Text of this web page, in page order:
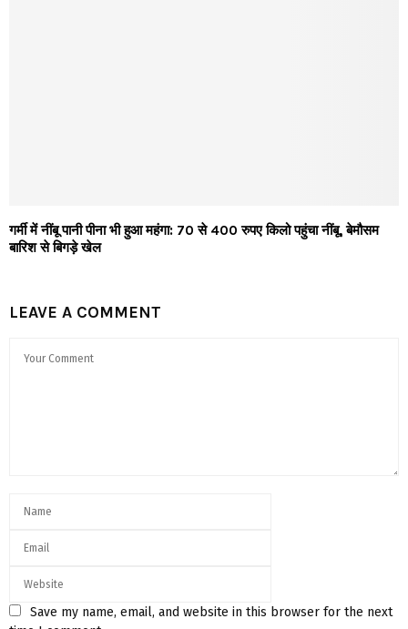
गर्मी में नींबू पानी पीना भी हुआ महंगा: 70 से 400 रुपए किलो पहुंचा नींबू, बेमौसम
बारिश से बिगड़े खेल
LEAVE A COMMENT
Save my name, email, and website in this browser for the next